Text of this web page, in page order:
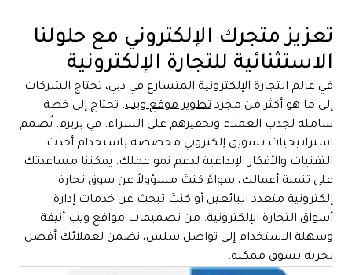
تعزيز متجرك الإلكتروني مع حلولنا
الاستثنائية للتجارة الإلكترونية
في عالم التجارة الإلكترونية المتسارع في دبي، تحتاج الشركات
إلى ما هو أكثر من مجرد تطوير موقع ويب. تحتاج إلى خطة
شاملة لجذب العملاء وتحفيزهم على الشراء. في بريزم، نُصمم
استراتيجيات تسويق إلكتروني مخصصة باستخدام أحدث
التقنيات والأفكار الإبداعية لدعم نمو عملك. يمكننا مساعدتك
على تنمية أعمالك، سواءً كنتَ مسؤولاً عن سوق تجارة
إلكترونية متعدد البائعين أو كنتَ تبحث عن خدمات إدارة
أسواق التجارة الإلكترونية. من تصميمات مواقع ويب أنيقة
وسهلة الاستخدام إلى تواصل سلس، نضمن لعملائك أفضل
تجربة تسوق ممكنة.